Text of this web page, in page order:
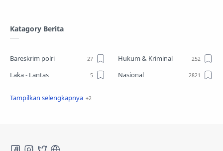
Katagory Berita
Bareskrim polri
Hukum & Kriminal
Laka - Lantas
Nasional